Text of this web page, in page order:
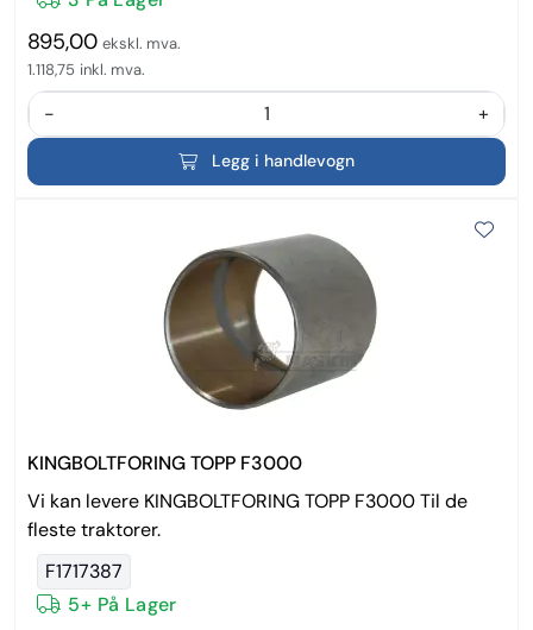
895,00 ekskl. mva.
1.118,75 inkl. mva.
- +
Legg i handlevogn
KINGBOLTFORING TOPP F3000
Vi kan levere KINGBOLTFORING TOPP F3000 Til de
fleste traktorer.
F1717387
5+ På Lager